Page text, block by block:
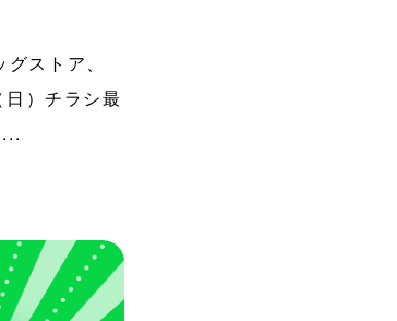
ストア、
）チラシ最